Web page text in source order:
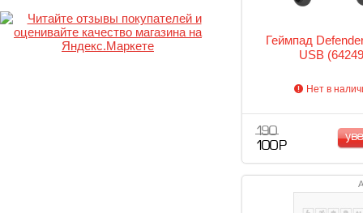
Геймпад
USB
Нет в
190
100 Р